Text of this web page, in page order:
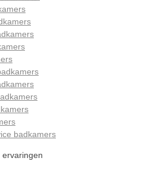
badkamers
ervaringen